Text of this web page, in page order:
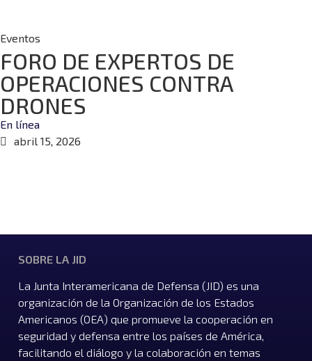
Eventos
FORO DE EXPERTOS DE
OPERACIONES CONTRA
DRONES
En línea
abril 15, 2026
SOBRE LA JID
La Junta Interamericana de Defensa (JID) es una
organización de la Organización de los Estados
Americanos (OEA) que promueve la cooperación en
seguridad y defensa entre los países de América,
facilitando el diálogo y la colaboración en temas